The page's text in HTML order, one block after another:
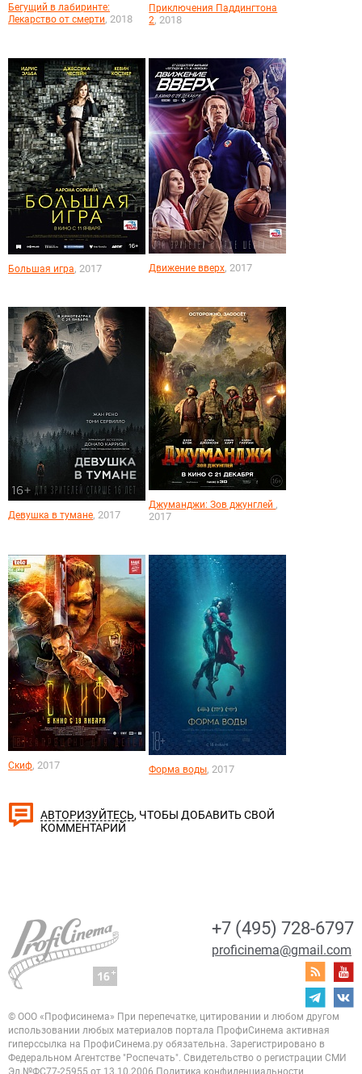
Бегущий в лабиринте:
Лекарство от смерти, 2018
Приключения Паддингтона
2, 2018
Большая игра, 2017 Движение вверх, 2017
Девушка в тумане, 2017
Джуманджи: Зов джунглей ,
2017
Скиф, 2017 Форма воды, 2017
АВТОРИЗУЙТЕСЬ, ЧТОБЫ ДОБАВИТЬ СВОЙ
КОММЕНТАРИЙ
+7 (495) 728-6797
proficinema@gmail.com
© ООО «Профисинема» При перепечатке, цитировании и любом другом
использовании любых материалов портала ПрофиСинема активная
гиперссылка на ПрофиСинема.ру обязательна. Зарегистрировано в
Федеральном Агентстве "Роспечать". Свидетельство о регистрации СМИ
Эл.№ФС77-25955 от 13.10.2006 Политика конфиденциальности